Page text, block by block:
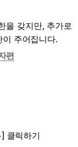
이 주어집니다.
편
클릭하기